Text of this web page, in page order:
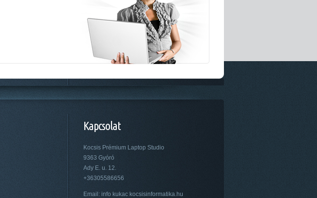
Kapcsolat
Kocsis Prémium Laptop Studio
9363 Gyóró
Ady E. u. 12.
+36305586656
Email: info kukac kocsisinformatika.hu